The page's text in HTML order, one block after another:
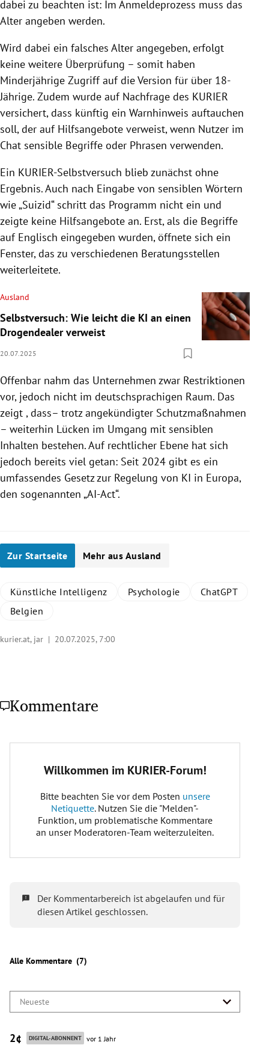
dabei zu beachten ist: Im Anmeldeprozess muss das
Alter angeben werden.
Wird dabei ein falsches Alter angegeben, erfolgt
keine weitere Überprüfung – somit haben
Minderjährige Zugriff auf die Version für über 18-
Jährige. Zudem wurde auf Nachfrage des KURIER
versichert, dass künftig ein Warnhinweis auftauchen
soll, der auf Hilfsangebote verweist, wenn Nutzer im
Chat sensible Begriffe oder Phrasen verwenden.
Ein KURIER-Selbstversuch blieb zunächst ohne
Ergebnis. Auch nach Eingabe von sensiblen Wörtern
wie „Suizid“ schritt das Programm nicht ein und
zeigte keine Hilfsangebote an. Erst, als die Begriffe
auf Englisch eingegeben wurden, öffnete sich ein
Fenster, das zu verschiedenen Beratungsstellen
weiterleitete.
Ausland
Selbstversuch: Wie leicht die KI an einen
Drogendealer verweist
20.07.2025
Offenbar nahm das Unternehmen zwar Restriktionen
vor, jedoch nicht im deutschsprachigen Raum. Das
zeigt , dass– trotz angekündigter Schutzmaßnahmen
– weiterhin Lücken im Umgang mit sensiblen
Inhalten bestehen. Auf rechtlicher Ebene hat sich
jedoch bereits viel getan: Seit 2024 gibt es ein
umfassendes Gesetz zur Regelung von KI in Europa,
den sogenannten „AI-Act“.
Zur Startseite Mehr aus Ausland
Künstliche Intelligenz Psychologie
ChatGPT
Belgien
kurier.at, jar | 20.07.2025, 7:00
Kommentare